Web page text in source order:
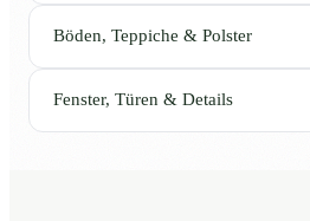
Böden, Teppiche & Polster
Fenster, Türen & Details